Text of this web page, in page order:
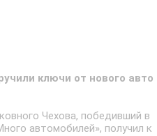
ключи от нового авто
Чехова, победивший в
автомобилей», получил к